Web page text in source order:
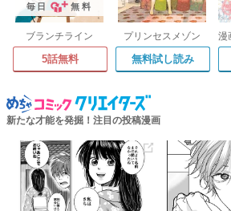
毎日 無料
ブランチライン
5話無料
プリンセスメゾン
無料試し読み
新たな才能を発掘！注目の投稿漫画